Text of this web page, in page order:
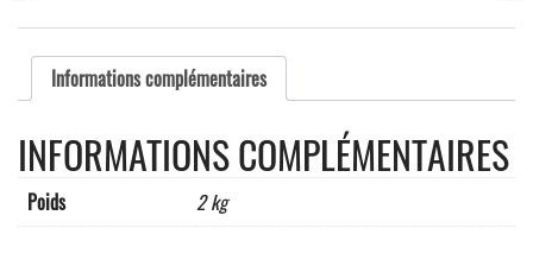
Informations complémentaires
INFORMATIONS COMPLÉMENTAIRES
Poids 2 kg